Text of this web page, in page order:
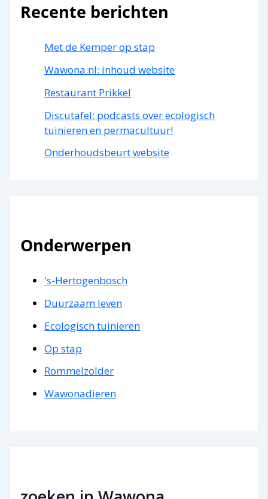
Recente berichten
Met de Kemper op stap
Wawona.nl: inhoud website
Restaurant Prikkel
Discutafel: podcasts over ecologisch
tuinieren en permacultuur!
Onderhoudsbeurt website
Onderwerpen
's-Hertogenbosch
Duurzaam leven
Ecologisch tuinieren
Op stap
Rommelzolder
Wawonadieren